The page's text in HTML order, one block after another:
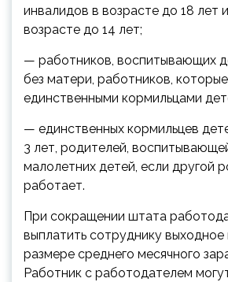
инвалидов в возрасте до 18 лет
возрасте до 14 лет;
— работников, воспитывающих
без матери, работников,
единственными кормильцами
— единственных кормильцев
3 лет, родителей,
малолетних детей, если другой
работает.
При сокращении штата
выплатить сотруднику выходное
размере среднего месячного
Работник с работодателем